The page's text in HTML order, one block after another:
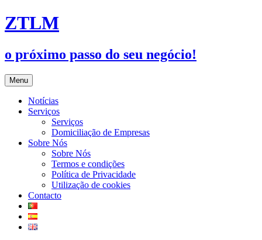
Saltar
para
conteúdo
ZTLM
o próximo passo do seu negócio!
Menu
Notícias
Serviços
Serviços
Domiciliação de Empresas
Sobre Nós
Sobre Nós
Termos e condições
Política de Privacidade
Utilização de cookies
Contacto